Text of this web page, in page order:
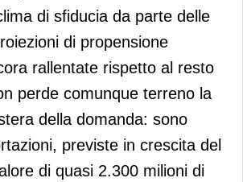
di sfiducia da parte delle
di propensione
rallentate rispetto al resto
perde comunque terreno la
della domanda: sono
previste in crescita del
di quasi 2.300 milioni di